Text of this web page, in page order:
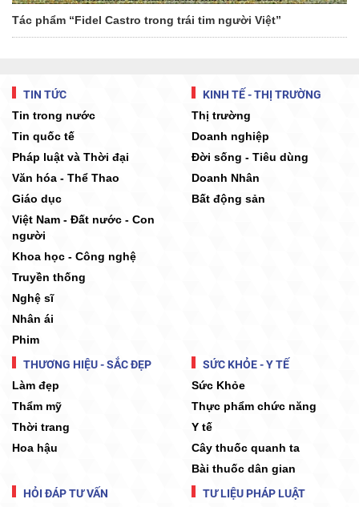
Tác phẩm “Fidel Castro trong trái tim người Việt”
TIN TỨC
Tin trong nước
Tin quốc tế
Pháp luật và Thời đại
Văn hóa - Thể Thao
Giáo dục
Việt Nam - Đất nước - Con
người
Khoa học - Công nghệ
Truyền thống
Nghệ sĩ
Nhân ái
Phim
KINH TẾ - THỊ TRƯỜNG
Thị trường
Doanh nghiệp
Đời sống - Tiêu dùng
Doanh Nhân
Bất động sản
THƯƠNG HIỆU - SẮC ĐẸP
Làm đẹp
Thẩm mỹ
Thời trang
Hoa hậu
SỨC KHỎE - Y TẾ
Sức Khỏe
Thực phẩm chức năng
Y tế
Cây thuốc quanh ta
Bài thuốc dân gian
HỎI ĐÁP TƯ VẤN
TƯ LIỆU PHÁP LUẬT